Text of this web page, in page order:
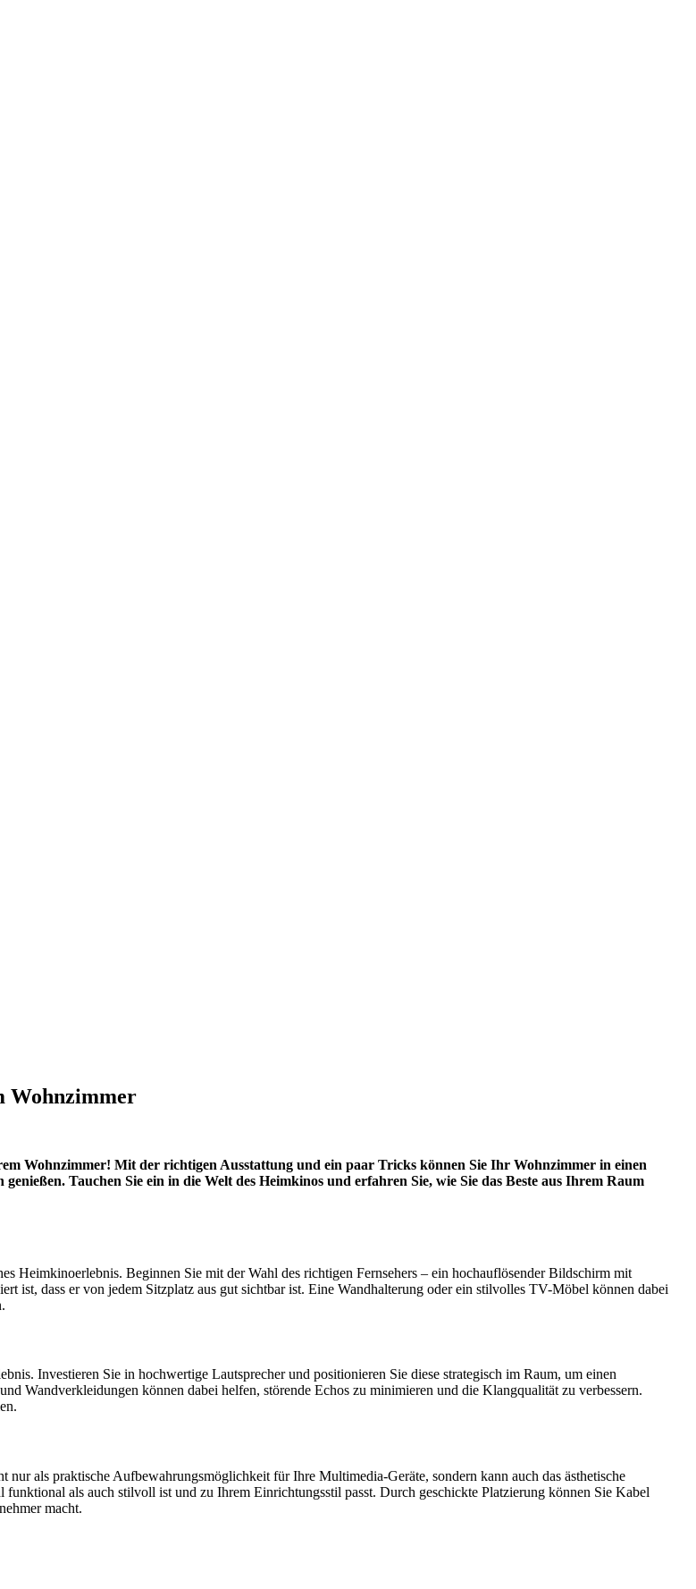
Wohnzimmer
Wohnzimmer! Mit der richtigen Ausstattung und ein paar Tricks können Sie Ihr Wohnzimmer in einen
Tauchen Sie ein in die Welt des Heimkinos und erfahren Sie, wie Sie das Beste aus Ihrem Raum
Heimkinoerlebnis. Beginnen Sie mit der Wahl des richtigen Fernsehers – ein hochauflösender Bildschirm mit
ist, dass er von jedem Sitzplatz aus gut sichtbar ist. Eine Wandhalterung oder ein stilvolles TV-Möbel können dabei
Investieren Sie in hochwertige Lautsprecher und positionieren Sie diese strategisch im Raum, um einen
Wandverkleidungen können dabei helfen, störende Echos zu minimieren und die Klangqualität zu verbessern.
als praktische Aufbewahrungsmöglichkeit für Ihre Multimedia-Geräte, sondern kann auch das ästhetische
als auch stilvoll ist und zu Ihrem Einrichtungsstil passt. Durch geschickte Platzierung können Sie Kabel
macht.